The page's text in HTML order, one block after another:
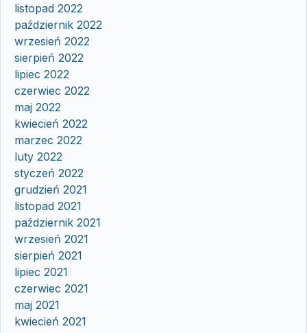
listopad 2022
październik 2022
wrzesień 2022
sierpień 2022
lipiec 2022
czerwiec 2022
maj 2022
kwiecień 2022
marzec 2022
luty 2022
styczeń 2022
grudzień 2021
listopad 2021
październik 2021
wrzesień 2021
sierpień 2021
lipiec 2021
czerwiec 2021
maj 2021
kwiecień 2021